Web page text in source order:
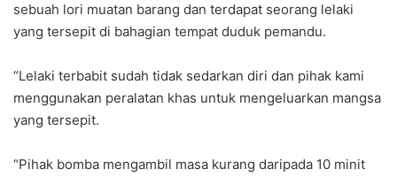
sebuah lori muatan barang dan terdapat seorang lelaki
yang tersepit di bahagian tempat duduk pemandu.
“Lelaki terbabit sudah tidak sedarkan diri dan pihak kami
menggunakan peralatan khas untuk mengeluarkan mangsa
yang tersepit.
“Pihak bomba mengambil masa kurang daripada 10 minit